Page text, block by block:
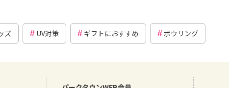
ズ UV対策 ギフトにおすすめ ボウリング